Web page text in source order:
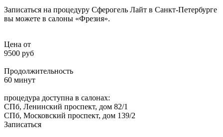
Записаться на процедуру Сферогель Лайт в Санкт-Петербурге
вы можете в салоны «Фрезия».
Цена от
9500 руб
Продолжительность
60 минут
процедура доступна в салонах:
СПб, Ленинский проспект, дом 82/1
СПб, Московский проспект, дом 139/2
Записаться